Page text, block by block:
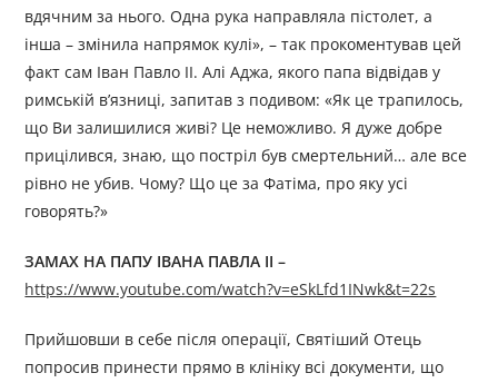
вдячним за нього. Одна рука направляла пістолет, а
інша – змінила напрямок кулі», – так прокоментував цей
факт сам Іван Павло II. Алі Аджа, якого папа відвідав у
римській в’язниці, запитав з подивом: «Як це трапилось,
що Ви залишилися живі? Це неможливо. Я дуже добре
прицілився, знаю, що постріл був смертельний… але все
рівно не убив. Чому? Що це за Фатіма, про яку усі
говорять?»
ЗАМАХ НА ПАПУ ІВАНА ПАВЛА II –
https://www.youtube.com/watch?v=eSkLfd1INwk&t=22s
Прийшовши в себе після операції, Святіший Отець
попросив принести прямо в клініку всі документи, що